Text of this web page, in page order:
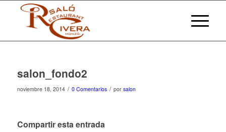
salon_fondo2
noviembre 18, 2014 / 0 Comentarios / por salon
Compartir esta entrada